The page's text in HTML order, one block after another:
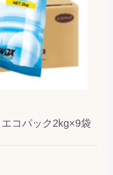
コパック2kg×9袋